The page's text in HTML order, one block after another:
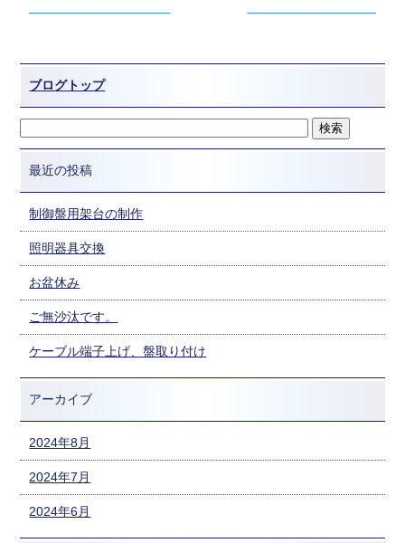
ブログトップ
最近の投稿
制御盤用架台の制作
照明器具交換
お盆休み
ご無沙汰です。
ケーブル端子上げ、盤取り付け
アーカイブ
2024年8月
2024年7月
2024年6月